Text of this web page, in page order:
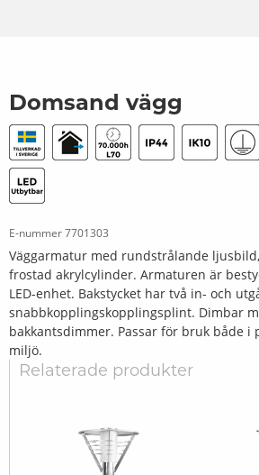
Domsand vägg
E-nummer7701303
Väggarmatur med rundstrålande
frostad akrylcylinder. Armaturen är
LED-enhet. Bakstycket har två in- och
snabbkopplingskopplingsplint. Dimbar
bakkantsdimmer. Passar för bruk både i
miljö.
Relaterade produkter